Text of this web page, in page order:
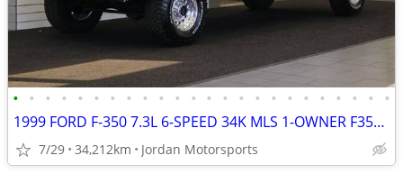
• • • • • • • • • • • • • • • • • • • • • • • •
1999 FORD F-350 7.3L 6-SPEED 34K MLS 1-OWNER F350 F250 2000 2001 2002
7/29 34,212km Jordan Motorsports